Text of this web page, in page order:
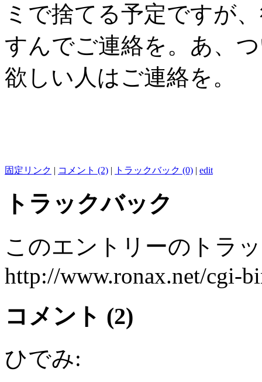
ミで捨てる予定ですが
すんでご連絡を。あ、
欲しい人はご連絡を。
固定リンク | コメント (2) | トラックバック (0) | edit
トラックバック
このエントリーのトラ
http://www.ronax.net/cgi-
コメント (2)
ひでみ: